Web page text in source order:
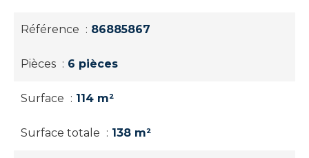
Référence 86885867
Pièces 6 pièces
Surface 114 m²
Surface totale 138 m²